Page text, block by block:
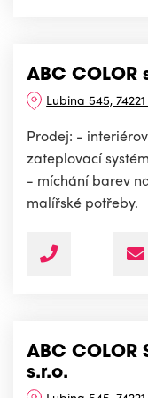
ABC COLOR
Lubina 545,
Prodej: -
zateplovací
- míchání barev
malířské potřeby.
ABC COLOR
s.r.o.